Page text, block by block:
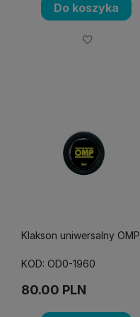
Do koszyka
Klakson uniwersalny OMP
KOD: OD0-1960
80.00 PLN